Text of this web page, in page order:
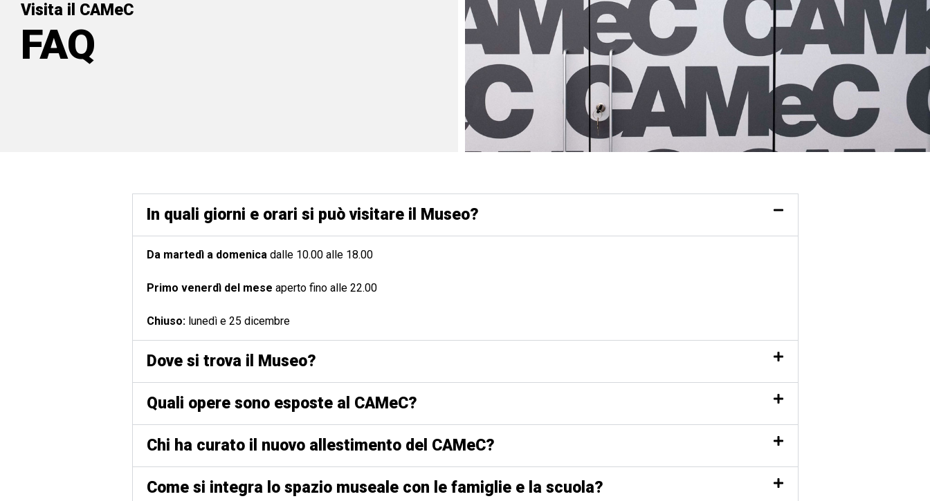
Visita il CAMeC
FAQ
In quali giorni e orari si può visitare il Museo?
Da martedì a domenicadalle 10.00 alle 18.00
Primo venerdì del mese aperto fino alle 22.00
Chiuso:lunedì e 25 dicembre
Dove si trova il Museo?
Quali opere sono esposte al CAMeC?
Chi ha curato il nuovo allestimento del CAMeC?
Come si integra lo spazio museale con le famiglie e la scuola?